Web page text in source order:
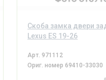
Скоба замка двери
Lexus ES 19-26
Арт. 971112
Ориг. номер 69410-33030